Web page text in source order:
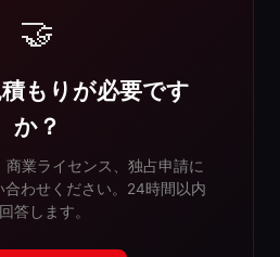
🤝
もりが必要です
か？
商業ライセンス、独占申請に
わせください。24時間以内
答します。